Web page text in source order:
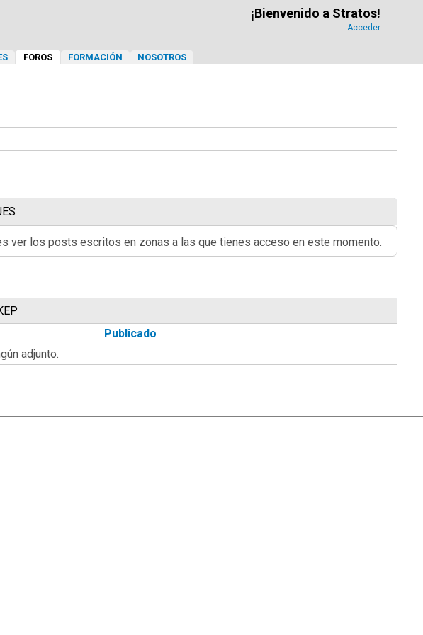
¡Bienvenido a Stratos!
Acceder
FOROS FORMACIÓN NOSOTROS
ver los posts escritos en zonas a las que tienes acceso en este momento.
Publicado
adjunto.